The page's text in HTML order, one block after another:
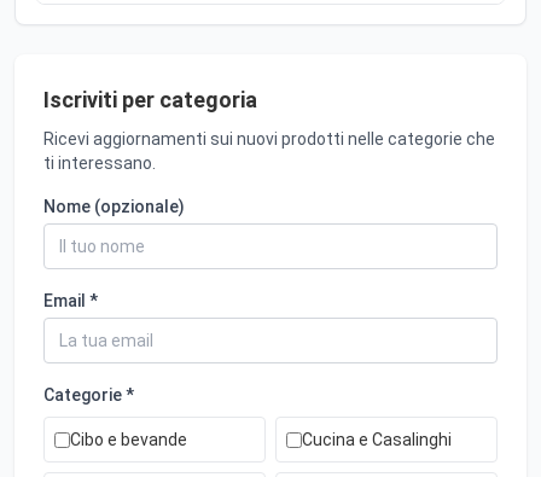
Iscriviti per categoria
Ricevi aggiornamenti sui nuovi prodotti nelle categorie che
ti interessano.
Nome (opzionale)
Email *
Categorie *
Cibo e bevande Cucina e Casalinghi